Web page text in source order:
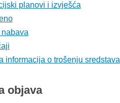
planovi i izvješća
informacija o trošenju sredstava
objava